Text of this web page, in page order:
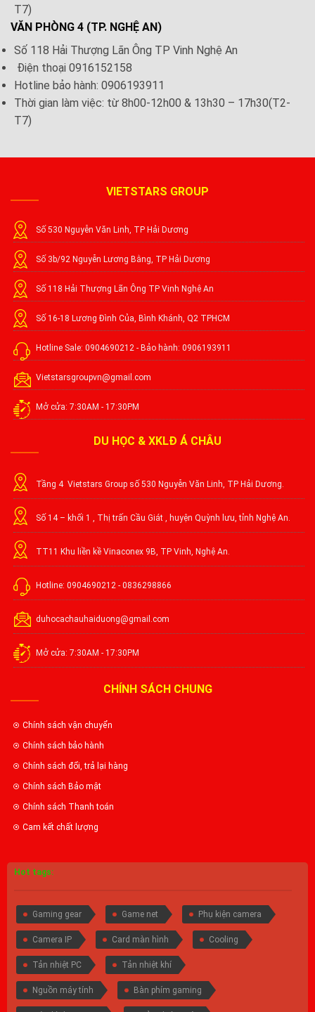
T7)
VĂN PHÒNG 4 (TP. NGHỆ AN)
Số 118 Hải Thượng Lãn Ông TP Vinh Nghệ An
Điện thoại 0916152158
Hotline bảo hành: 0906193911
Thời gian làm việc: từ 8h00-12h00 & 13h30 – 17h30(T2-
T7)
VIETSTARS GROUP
Số 530 Nguyễn Văn Linh, TP Hải Dương
Số 3b/92 Nguyễn Lương Bằng, TP Hải Dương
Số 118 Hải Thượng Lãn Ông TP Vinh Nghệ An
Số 16-18 Lương Đình Của, Bình Khánh, Q2 TPHCM
Hotline Sale: 0904690212 - Bảo hành: 0906193911
Vietstarsgroupvn@gmail.com
Mở cửa: 7:30AM - 17:30PM
DU HỌC & XKLĐ Á CHÂU
Tầng 4 Vietstars Group số 530 Nguyễn Văn Linh, TP Hải Dương.
Số 14 – khối 1 , Thị trấn Cầu Giát , huyện Quỳnh lưu, tỉnh Nghệ An.
TT11 Khu liền kề Vinaconex 9B, TP Vinh, Nghệ An.
Hotline: 0904690212 - 0836298866
duhocachauhaiduong@gmail.com
Mở cửa: 7:30AM - 17:30PM
CHÍNH SÁCH CHUNG
Chính sách vận chuyển
Chính sách bảo hành
Chính sách đổi, trả lại hàng
Chính sách Bảo mật
Chính sách Thanh toán
Cam kết chất lượng
Hot tags:
Gaming gear Game net Phụ kiện camera
Camera IP Card màn hình Cooling
Tản nhiệt PC Tản nhiệt khí
Nguồn máy tính Bàn phím gaming